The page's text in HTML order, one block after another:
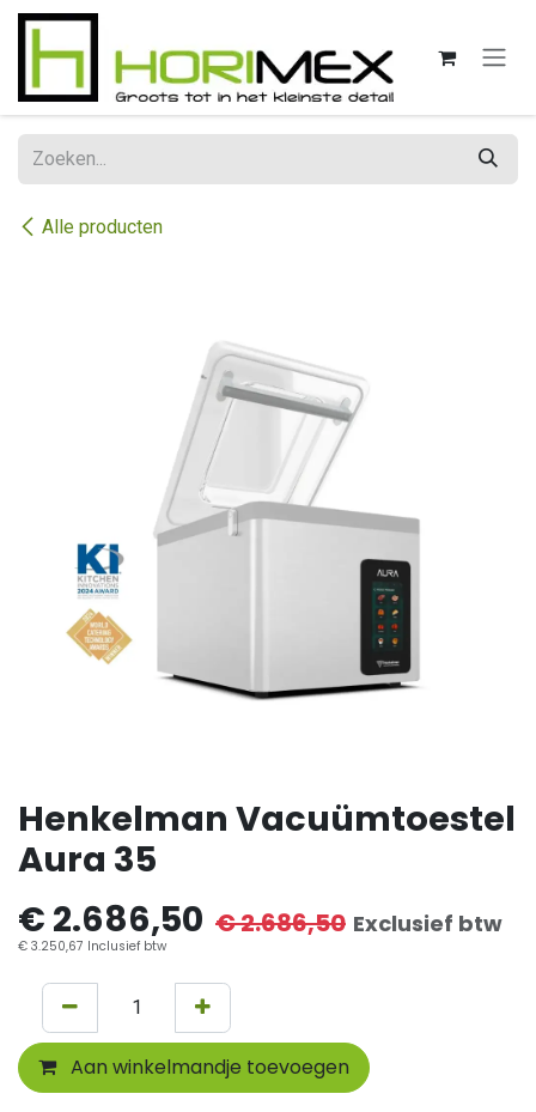
Overslaan naar inhoud
Alle producten
Henkelman Vacuümtoestel
Aura 35
€ 2.686,50 €2.686,50 Exclusief btw
€ 3.250,67 Inclusief btw
Aan winkelmandje toevoegen